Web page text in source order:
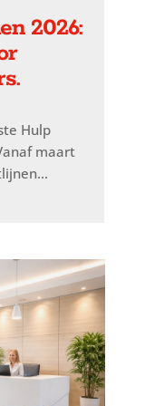
2026:
Hulp
maart